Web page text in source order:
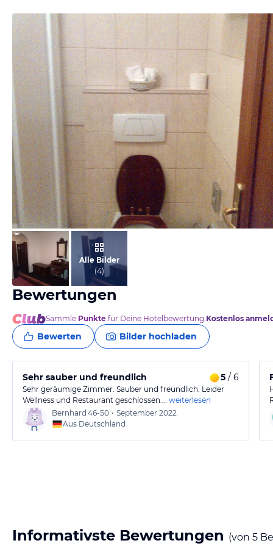
von Michael, September 2012
Alle Bilder
(4)
Bewertungen
Sammle Punkte für Deine Hotelbewertung.Kostenlos
Bewerten Bilder hochladen
Sehr sauber und freundlich 5 / 6
Sehr geräumige Zimmer. Sauber und freundlich. Leider
Wellness und Restaurant geschlossen.… weiterlesen
Bernhard 46-50 • September 2022
Aus Deutschland
Informativste Bewertungen (von 5